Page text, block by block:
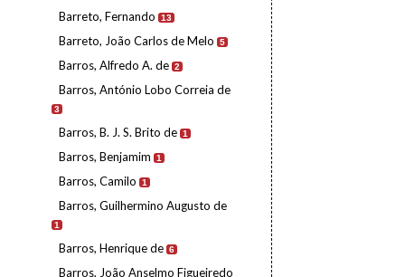
Barreto, Fernando 13
Barreto, João Carlos de Melo 5
Barros, Alfredo A. de 2
Barros, António Lobo Correia de
3
Barros, B. J. S. Brito de 1
Barros, Benjamim 1
Barros, Camilo 1
Barros, Guilhermino Augusto de
1
Barros, Henrique de 6
Barros, João Anselmo Figueiredo